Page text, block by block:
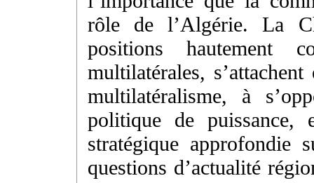
rôle de l’Algérie. La
positions hautement
multilatérales,
multilatéralisme, à
politique de puissance,
stratégique approfondie
questions d’actualité